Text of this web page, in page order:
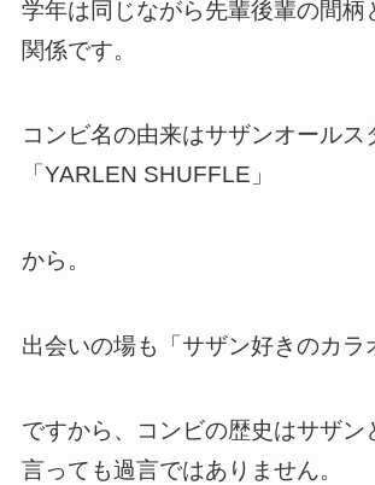
学年は同じながら先輩後輩の間柄
関係です。
コンビ名の由来はサザンオールス
「YARLEN SHUFFLE」
から。
出会いの場も「サザン好きのカラ
ですから、コンビの歴史はサザン
言っても過言ではありません。